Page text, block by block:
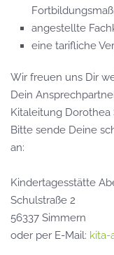
angestellte
eine tarifliche
Wir freuen uns Dir
Dein
Kitaleitung
Bitte sende Deine
an:
Kindertagesstätte
Schulstraße 2
56337 Simmern
oder per E-Mail: kita-